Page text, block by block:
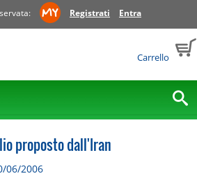
Registrati Entra
Carrello
proposto dall'Iran
06/2006